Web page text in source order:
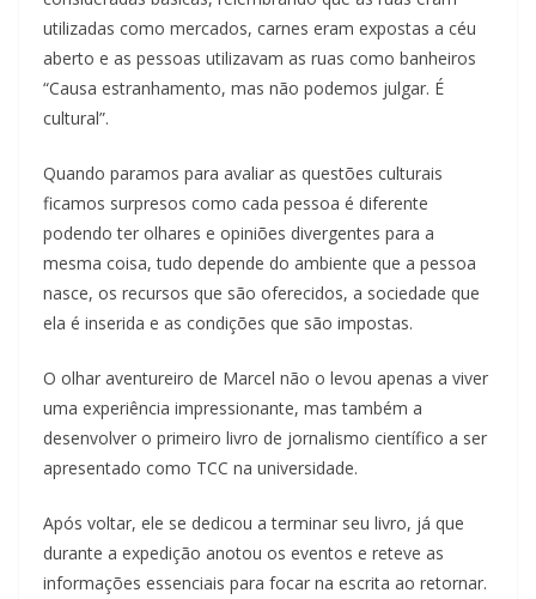
utilizadas como mercados, carnes eram expostas a céu
aberto e as pessoas utilizavam as ruas como banheiros
“Causa estranhamento, mas não podemos julgar. É
cultural”.
Quando paramos para avaliar as questões culturais
ficamos surpresos como cada pessoa é diferente
podendo ter olhares e opiniões divergentes para a
mesma coisa, tudo depende do ambiente que a pessoa
nasce, os recursos que são oferecidos, a sociedade que
ela é inserida e as condições que são impostas.
O olhar aventureiro de Marcel não o levou apenas a viver
uma experiência impressionante, mas também a
desenvolver o primeiro livro de jornalismo científico a ser
apresentado como TCC na universidade.
Após voltar, ele se dedicou a terminar seu livro, já que
durante a expedição anotou os eventos e reteve as
informações essenciais para focar na escrita ao retornar.